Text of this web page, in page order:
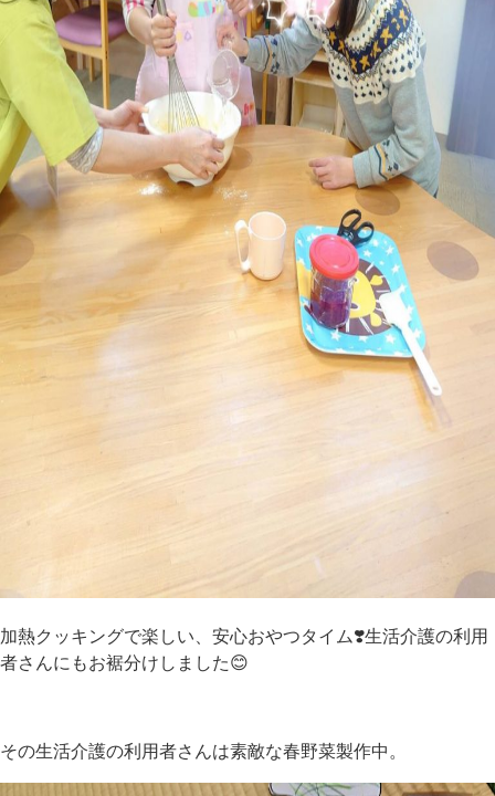
加熱クッキングで楽しい、安心おやつタイム❣️生活介護の利用
者さんにもお裾分けしました😊
その生活介護の利用者さんは素敵な春野菜製作中。